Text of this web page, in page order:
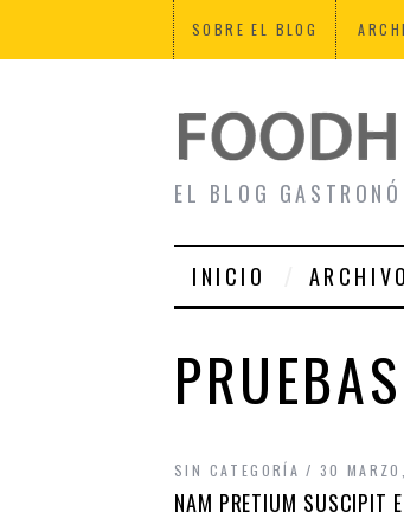
SOBRE EL BLOG
EL BLOG
INICIO ARCHIVO
PRUEBAS
SIN CATEGORÍA 30
NAM PRETIUM SUSCIPIT